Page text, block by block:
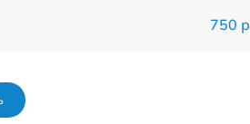
750 р